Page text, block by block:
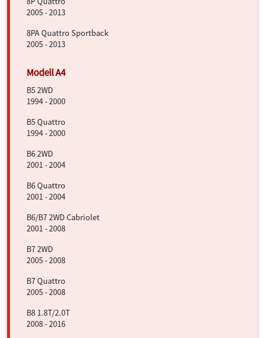
2005 - 2013
8PA Quattro Sportback
2005 - 2013
B5 2WD
1994 - 2000
B5 Quattro
1994 - 2000
B6 2WD
2001 - 2004
B6 Quattro
2001 - 2004
B6/B7 2WD Cabriolet
2001 - 2008
B7 2WD
2005 - 2008
B7 Quattro
2005 - 2008
B8 1.8T/2.0T
2008 - 2016